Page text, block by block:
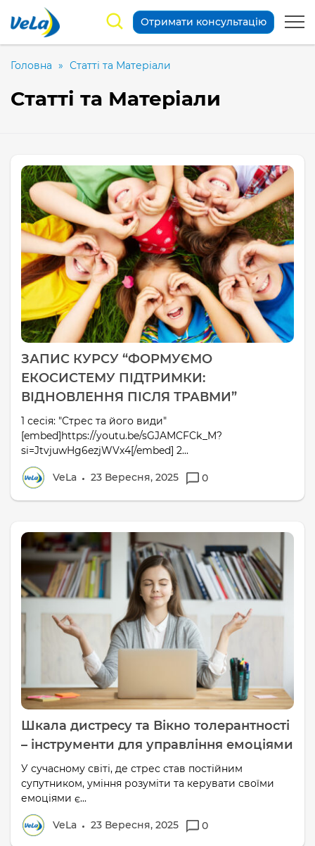
Отримати консультацію
Головна » Статті та Матеріали
Статті та Матеріали
ЗАПИС КУРСУ “ФОРМУЄМО
ЕКОСИСТЕМУ ПІДТРИМКИ:
ВІДНОВЛЕННЯ ПІСЛЯ ТРАВМИ”
1 сесія: "Стрес та його види"
[embed]https://youtu.be/sGJAMCFCk_M?
si=JtvjuwHg6ezjWVx4[/embed] 2...
VeLa 23 Вересня, 2025 0
Шкала дистресу та Вікно толерантності
– інструменти для управління емоціями
У сучасному світі, де стрес став постійним
супутником, уміння розуміти та керувати своїми
емоціями є...
VeLa 23 Вересня, 2025 0